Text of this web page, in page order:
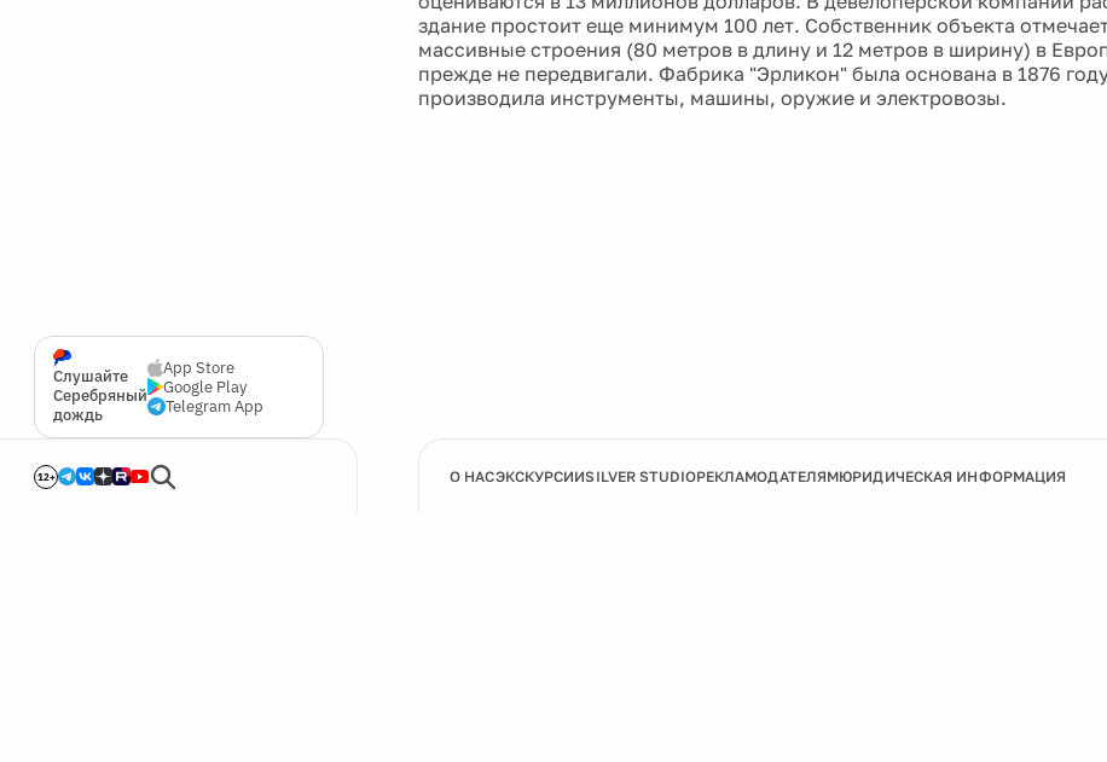
Слушайте
Серебряный
дождь
App Store
Google Play
Telegram App
12+
здание простоит еще минимум 100 лет. Собственник объекта
массивные строения (80 метров в длину и 12 метров в ширину) в
прежде не передвигали. Фабрика "Эрликон" была основана в 1876
производила инструменты, машины, оружие и электровозы.
О НАСЭКСКУРСИИSILVER STUDIOРЕКЛАМОДАТЕЛЯМЮРИДИЧЕСКАЯ ИНФОРМАЦИЯ